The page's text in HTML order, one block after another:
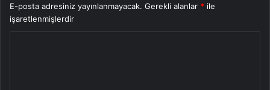
E-posta adresiniz yayınlanmayacak. Gerekli alanlar * ile
işaretlenmişlerdir